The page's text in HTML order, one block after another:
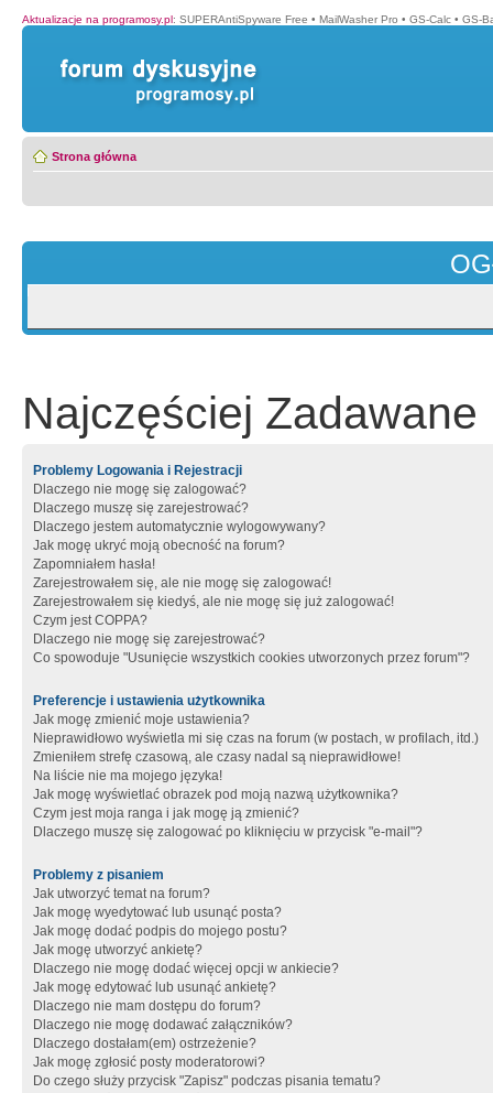
Aktualizacje na programosy.pl: SUPERAntiSpyware Free • MailWasher Pro • GS-Calc • GS-
Strona główna
Najczęściej Zadawane
Problemy Logowania i Rejestracji
Dlaczego nie mogę się zalogować?
Dlaczego muszę się zarejestrować?
Dlaczego jestem automatycznie wylogowywany?
Jak mogę ukryć moją obecność na forum?
Zapomniałem hasła!
Zarejestrowałem się, ale nie mogę się zalogować!
Zarejestrowałem się kiedyś, ale nie mogę się już zalogować!
Czym jest COPPA?
Dlaczego nie mogę się zarejestrować?
Co spowoduje "Usunięcie wszystkich cookies utworzonych przez forum"?
Preferencje i ustawienia użytkownika
Jak mogę zmienić moje ustawienia?
Nieprawidłowo wyświetla mi się czas na forum (w postach, w profilach, itd.)
Zmieniłem strefę czasową, ale czasy nadal są nieprawidłowe!
Na liście nie ma mojego języka!
Jak mogę wyświetlać obrazek pod moją nazwą użytkownika?
Czym jest moja ranga i jak mogę ją zmienić?
Dlaczego muszę się zalogować po kliknięciu w przycisk "e-mail"?
Problemy z pisaniem
Jak utworzyć temat na forum?
Jak mogę wyedytować lub usunąć posta?
Jak mogę dodać podpis do mojego postu?
Jak mogę utworzyć ankietę?
Dlaczego nie mogę dodać więcej opcji w ankiecie?
Jak mogę edytować lub usunąć ankietę?
Dlaczego nie mam dostępu do forum?
Dlaczego nie mogę dodawać załączników?
Dlaczego dostałam(em) ostrzeżenie?
Jak mogę zgłosić posty moderatorowi?
Do czego służy przycisk "Zapisz" podczas pisania tematu?